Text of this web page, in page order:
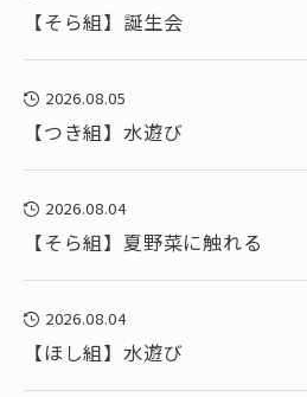
【そら組】誕生会
2026.08.05
【つき組】水遊び
2026.08.04
【そら組】夏野菜に触れる
2026.08.04
【ほし組】水遊び